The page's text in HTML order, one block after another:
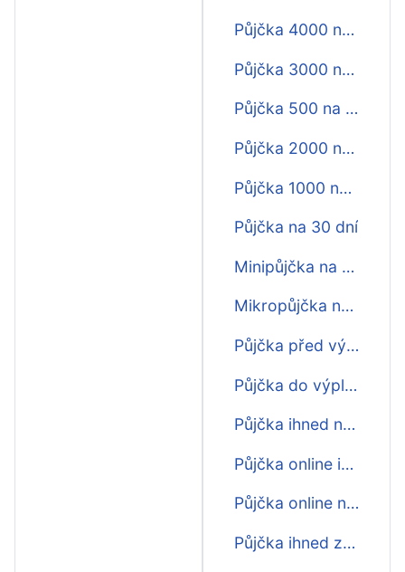
Půjčka 4000 na 30 dní
Půjčka 3000 na 30 dní
Půjčka 500 na 30 dní
Půjčka 2000 na 30 dní
Půjčka 1000 na 30 dní
Půjčka na 30 dní
Minipůjčka na 30 dní
Mikropůjčka na 30 dní
Půjčka před výplatou na 30 dní
Půjčka do výplaty na 30 dní
Půjčka ihned na účet na 30 dní
Půjčka online ihned na 30 dní
Půjčka online na 30 dní
Půjčka ihned zdarma na 30 dní